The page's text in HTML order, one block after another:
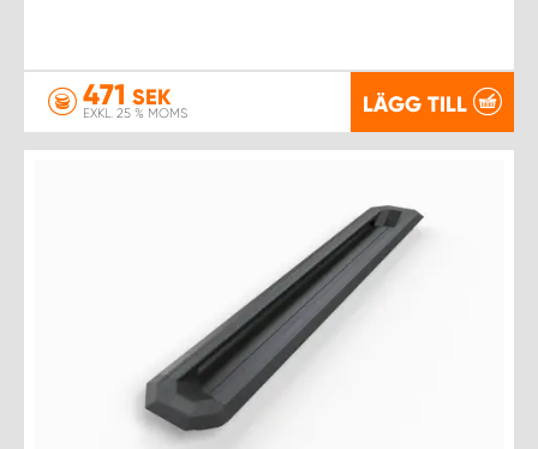
471 SEK
EXKL. 25 % MOMS LÄGG TILL